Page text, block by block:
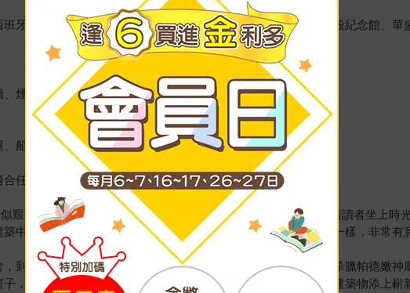
牙畢爾包古根漢美術館、羅浮宮、廊香教堂、柏林猶太人大屠殺紀念館、
、煙囪、屋頂……
、船隻、柱頭、高架渠、噴水池……
任何一位對房屋設計與空間規劃有興趣的人閱讀。
艱澀難懂的建築原理用最簡單、活潑的方式清楚說明，還要邀請讀者坐上時
中加入自己的獨門創意與巧思，就像你親身參與這些建築設計一樣，非常有
到紐約帝國大廈、柯比意的薩伏伊別墅、古根漢美術館，還有希臘帕德嫩
，並且畫出你想像中的窗外美麗景致；或者為一棟年代久遠的建築物添上